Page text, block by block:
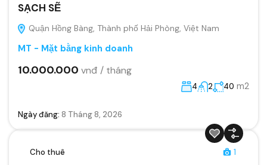
SẠCH SẼ
Quận Hồng Bàng, Thành phố Hải Phòng, Việt Nam
MT - Mặt bằng kinh doanh
10.000.000 vnđ / tháng
4 2 40 m2
Ngày đăng: 8 Tháng 8, 2026
Cho thuê 1